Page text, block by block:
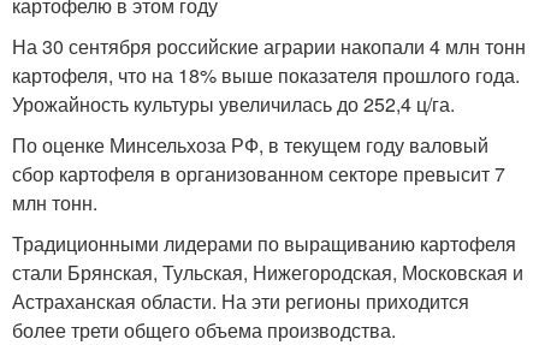
На 30 сентября российские аграрии накопали 4 млн тонн
картофеля, что на 18% выше показателя прошлого года.
Урожайность культуры увеличилась до 252,4 ц/га.
По оценке Минсельхоза РФ, в текущем году валовый
сбор картофеля в организованном секторе превысит 7
млн тонн.
Традиционными лидерами по выращиванию картофеля
стали Брянская, Тульская, Нижегородская, Московская и
Астраханская области. На эти регионы приходится
более трети общего объема производства.